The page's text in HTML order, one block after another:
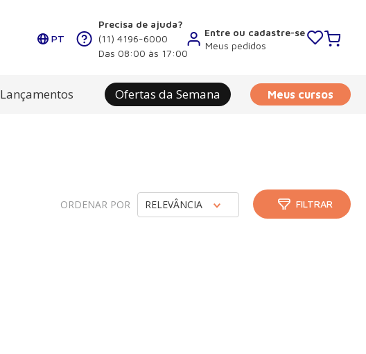
PT
Precisa de ajuda?
(11) 4196-6000
Das 08:00 às 17:00
Entre ou cadastre-se
Meus pedidos
Lançamentos Ofertas da Semana Meus cursos
ORDENAR POR RELEVÂNCIA FILTRAR